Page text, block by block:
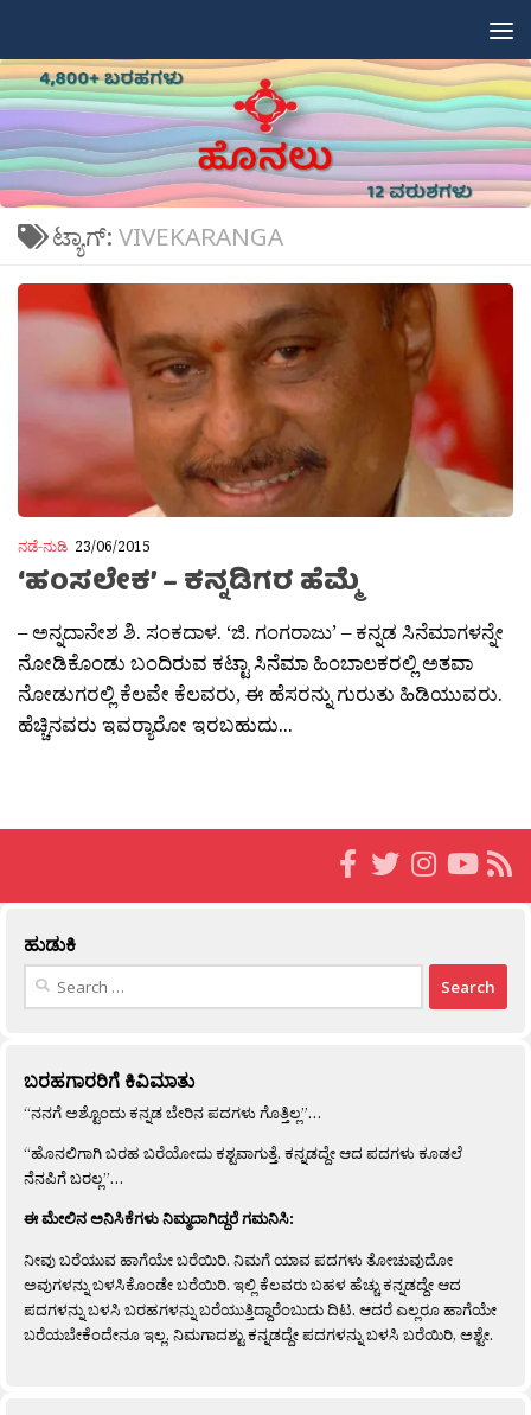
ಟ್ಯಾಗ್: VIVEKARANGA
ನಡೆ-ನುಡಿ 23/06/2015
‘ಹಂಸಲೇಕ’ – ಕನ್ನಡಿಗರ ಹೆಮ್ಮೆ
– ಅನ್ನದಾನೇಶ ಶಿ. ಸಂಕದಾಳ. ‘ಜಿ. ಗಂಗರಾಜು’ – ಕನ್ನಡ ಸಿನೆಮಾಗಳನ್ನೇ
ನೋಡಿಕೊಂಡು ಬಂದಿರುವ ಕಟ್ಟಾ ಸಿನೆಮಾ ಹಿಂಬಾಲಕರಲ್ಲಿ ಅತವಾ
ನೋಡುಗರಲ್ಲಿ ಕೆಲವೇ ಕೆಲವರು, ಈ ಹೆಸರನ್ನು ಗುರುತು ಹಿಡಿಯುವರು.
ಹೆಚ್ಚಿನವರು ಇವರ‍್ಯಾರೋ ಇರಬಹುದು...
ಹುಡುಕಿ
Search
ಬರಹಗಾರರಿಗೆ ಕಿವಿಮಾತು
“ನನಗೆ ಅಶ್ಟೊಂದು ಕನ್ನಡ ಬೇರಿನ ಪದಗಳು ಗೊತ್ತಿಲ್ಲ”…
“ಹೊನಲಿಗಾಗಿ ಬರಹ ಬರೆಯೋದು ಕಶ್ಟವಾಗುತ್ತೆ. ಕನ್ನಡದ್ದೇ ಆದ ಪದಗಳು ಕೂಡಲೆ
ನೆನಪಿಗೆ ಬರಲ್ಲ”…
ಈ ಮೇಲಿನ ಅನಿಸಿಕೆಗಳು ನಿಮ್ಮದಾಗಿದ್ದರೆ ಗಮನಿಸಿ:
ನೀವು ಬರೆಯುವ ಹಾಗೆಯೇ ಬರೆಯಿರಿ. ನಿಮಗೆ ಯಾವ ಪದಗಳು ತೋಚುವುದೋ
ಅವುಗಳನ್ನು ಬಳಸಿಕೊಂಡೇ ಬರೆಯಿರಿ. ಇಲ್ಲಿ ಕೆಲವರು ಬಹಳ ಹೆಚ್ಚು ಕನ್ನಡದ್ದೇ ಆದ
ಪದಗಳನ್ನು ಬಳಸಿ ಬರಹಗಳನ್ನು ಬರೆಯುತ್ತಿದ್ದಾರೆಂಬುದು ದಿಟ. ಆದರೆ ಎಲ್ಲರೂ ಹಾಗೆಯೇ
ಬರೆಯಬೇಕೆಂದೇನೂ ಇಲ್ಲ. ನಿಮಗಾದಶ್ಟು ಕನ್ನಡದ್ದೇ ಪದಗಳನ್ನು ಬಳಸಿ ಬರೆಯಿರಿ, ಅಶ್ಟೇ.